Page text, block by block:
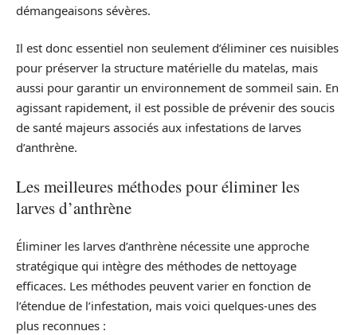
démangeaisons sévères.
Il est donc essentiel non seulement d’éliminer ces nuisibles
pour préserver la structure matérielle du matelas, mais
aussi pour garantir un environnement de sommeil sain. En
agissant rapidement, il est possible de prévenir des soucis
de santé majeurs associés aux infestations de larves
d’anthrène.
Les meilleures méthodes pour éliminer les
larves d’anthrène
Éliminer les larves d’anthrène nécessite une approche
stratégique qui intègre des méthodes de nettoyage
efficaces. Les méthodes peuvent varier en fonction de
l’étendue de l’infestation, mais voici quelques-unes des
plus reconnues :